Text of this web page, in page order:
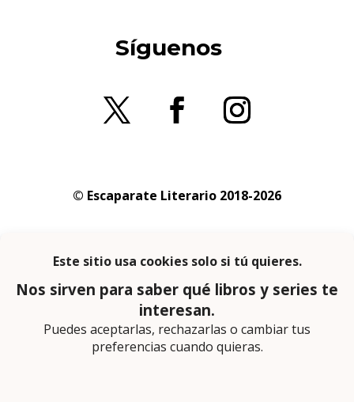
Síguenos
© Escaparate Literario 2018-2026
privacidad
En calidad de afiliado de Amazon obtengo
ingresos por las compras adscritas que